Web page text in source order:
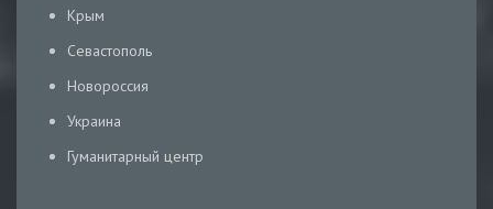
Крым
Севастополь
Новороссия
Украина
Гуманитарный центр